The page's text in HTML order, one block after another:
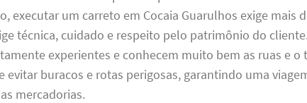
executar um carreto em Cocaia Guarulhos exige mais
técnica, cuidado e respeito pelo patrimônio do
experientes e conhecem muito bem as ruas e o
evitar buracos e rotas perigosas, garantindo uma
mercadorias.